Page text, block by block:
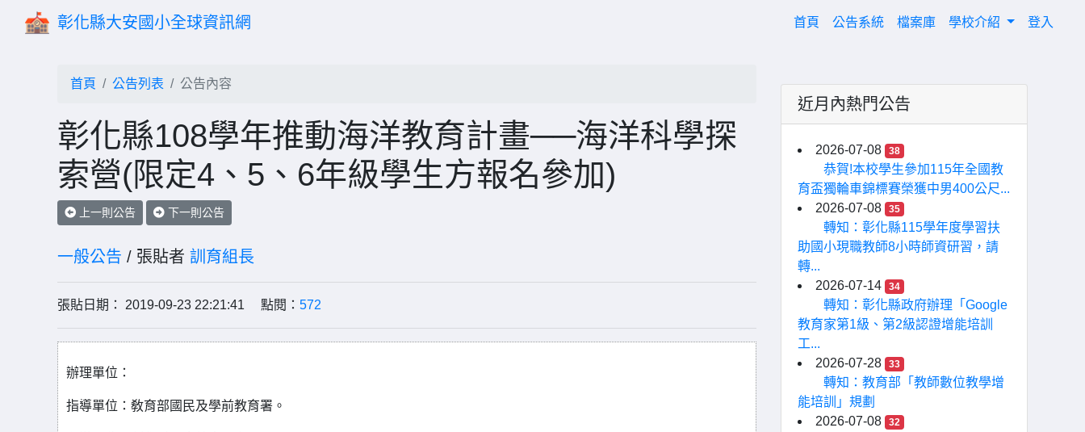
彰化縣大安國小全球資訊網 首頁 (current)
公告系統 檔案庫 學校介紹 登入
首頁 公告列表 公告內容
彰化縣108學年推動海洋教育計畫──海洋科學探
索營(限定4、5、6年級學生方報名參加)
上一則公告 下一則公告
一般公告 / 張貼者 訓育組長
張貼日期： 2019-09-23 22:21:41 點閱： 572
辦理單位：
指導單位：敎育部國民及學前教育署。
近月內熱門公告
2026-07-08 38
恭賀!本校學生參加115年全國教
育盃獨輪車錦標賽榮獲中男400公尺...
2026-07-08
35
轉知：彰化縣115學年度學習扶
助國小現職教師8小時師資研習，請
轉...
2026-07-14
34
轉知：彰化縣政府辦理「Google
教育家第1級、第2級認證增能培訓
工...
2026-07-28
33
轉知：教育部「教師數位教學增
能培訓」規劃
2026-07-08
32